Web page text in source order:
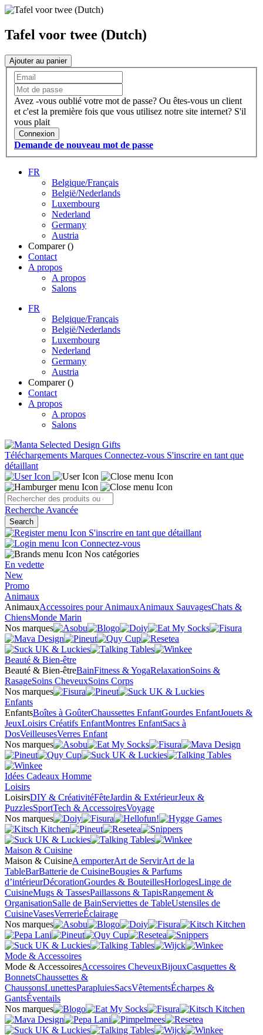
Tafel voor twee (Dutch)
Ajouter au panier
Avez -vous oublié votre mot de passe? Ou êtes-vous un client
et c'est la première fois que vous utilisez notre site internet? S'il
vous plait
Connexion
Demande de nouveau mot de passe
FR
Belgique/Français
België/Nederlands
Luxembourg
Nederland
Germany
Austria
Comparer ()
Contact
A propos
A propos
Salons
FR
Belgique/Français
België/Nederlands
Luxembourg
Nederland
Germany
Austria
Comparer ()
Contact
A propos
A propos
Salons
Téléchargements Marques Connectez-vous S'inscrire en tant que
détaillant
Recherche Avancée
Search
S'inscrire en tant que détaillant
Connectez-vous
Nos catégories
En vedette
New
Promo
Animaux
AnimauxAccessoires pour AnimauxAnimaux SauvagesChats &
ChiensMonde Marin
Nos marques
Beauté & Bien-être
Beauté & Bien-êtreBainFitness & YogaRelaxationSoins &
RasageSoins CheveuxSoins Corps
Nos marques
Enfants
EnfantsBoîtes à GoûterChaussettes EnfantGourdes EnfantJouets &
JeuxLoisirs Créatifs EnfantMontres EnfantSacs à
DosVeilleusesVerres Enfant
Nos marques
Idées Cadeaux Homme
Loisirs
LoisirsDIY & CréativitéFêteJardin & ExtérieurJeux &
PuzzlesSportTech & AccessoiresVoyage
Nos marques
Maison & Cuisine
Maison & CuisineA emporterArt de ServirArt de la
TableBarBatterie de CuisineBougies & Parfums
d’intérieurDécorationGourdes & BouteillesHorlogesLinge de
CuisineMugs & TassesPaillassons & TapisRangement &
OrganisationSalle de BainServiettes de TableUstensiles de
CuisineVasesVerrerieÉclairage
Nos marques
Mode & Accessoires
Mode & AccessoiresAccessoires CheveuxBijouxCasquettes &
BonnetsChaussettes &
ChaussonsLunettesParapluiesSacsVêtementsÉcharpes &
GantsÉventails
Nos marques